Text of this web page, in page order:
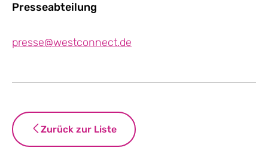
Presseabteilung
presse@westconnect.de
Zurück zur Liste